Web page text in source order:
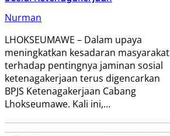
Nurman
LHOKSEUMAWE – Dalam upaya
meningkatkan kesadaran masyarakat
terhadap pentingnya jaminan sosial
ketenagakerjaan terus digencarkan
BPJS Ketenagakerjaan Cabang
Lhokseumawe. Kali ini,…